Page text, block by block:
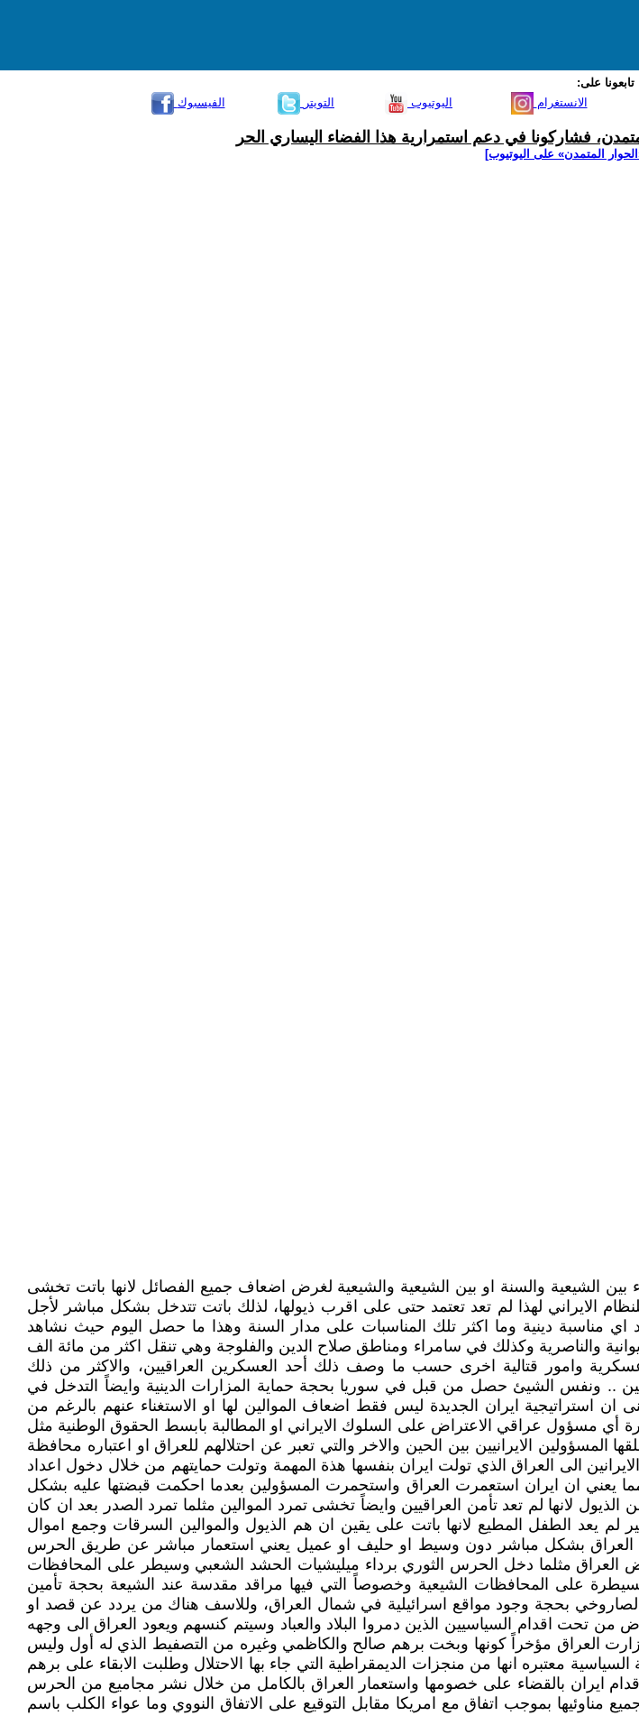
تابعونا على:
الفيسبوك
التويتر اليوتيوب الانستغرام
فشاركونا في دعم استمرارية هذا الفضاء اليساري الحر
المتمدن» على اليوتيوب]
الشيعية والسنة او بين الشيعية والشيعية لغرض اضعاف جميع الفصائل لانها باتت تخشى
الايراني لهذا لم تعد تعتمد حتى على اقرب ذيولها، لذلك باتت تتدخل بشكل مباشر لأجل
اي مناسبة دينية وما اكثر تلك المناسبات على مدار السنة وهذا ما حصل اليوم حيث نشاهد
والناصرية وكذلك في سامراء ومناطق صلاح الدين والفلوجة وهي تنقل اكثر من مائة الف
وامور قتالية اخرى حسب ما وصف ذلك أحد العسكرين العراقيين، والاكثر من ذلك
.. ونفس الشيئ حصل من قبل في سوريا بحجة حماية المزارات الدينية وايضاً التدخل في
ان استراتيجية ايران الجديدة ليس فقط اضعاف الموالين لها او الاستغناء عنهم بالرغم من
مسؤول عراقي الاعتراض على السلوك الايراني او المطالبة بابسط الحقوق الوطنية مثل
الايرانيين بين الحين والاخر والتي تعبر عن احتلالهم للعراق او اعتباره محافظة
الى العراق الذي تولت ايران بنفسها هذة المهمة وتولت حمايتهم من خلال دخول اعداد
يعني ان ايران استعمرت العراق واستحمرت المسؤولين بعدما احكمت قبضتها عليه بشكل
لانها لم تعد تأمن العراقيين وايضاً تخشى تمرد الموالين مثلما تمرد الصدر بعد ان كان
لم يعد الطفل المطيع لانها باتت على يقين ان هم الذيول والموالين السرقات وجمع اموال
في العراق بشكل مباشر دون وسيط او حليف او عميل يعني استعمار مباشر عن طريق الحرس
مثلما دخل الحرس الثوري برداء ميليشيات الحشد الشعبي وسيطر على المحافظات
على المحافظات الشيعية وخصوصاً التي فيها مراقد مقدسة عند الشيعة بحجة تأمين
الصاروخي بحجة وجود مواقع اسرائيلية في شمال العراق، وللاسف هناك من يردد عن قصد او
تحت اقدام السياسيين الذين دمروا البلاد والعباد وسيتم كنسهم ويعود العراق الى وجهه
زارت العراق مؤخراً كونها وبخت برهم صالح والكاظمي وغيره من التصفيط الذي له أول وليس
معتبره انها من منجزات الديمقراطية التي جاء بها الاحتلال وطلبت الابقاء على برهم
ايران بالقضاء على خصومها واستعمار العراق بالكامل من خلال نشر مجاميع من الحرس
بموجب اتفاق مع امريكا مقابل التوقيع على الاتفاق النووي وما عواء الكلب باسم